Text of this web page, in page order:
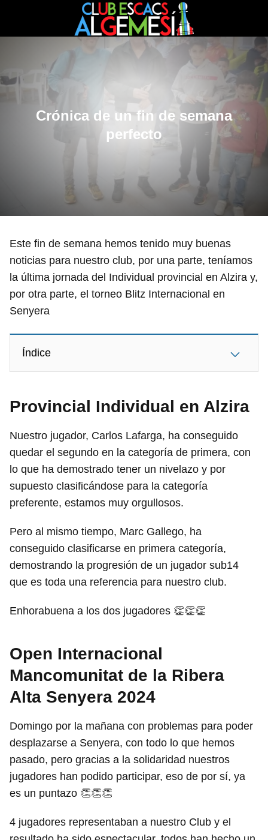
Crónica de un fin de semana
perfecto
Este fin de semana hemos tenido muy buenas
noticias para nuestro club, por una parte, teníamos
la última jornada del Individual provincial en Alzira y,
por otra parte, el torneo Blitz Internacional en
Senyera
Índice
Provincial Individual en Alzira
Nuestro jugador, Carlos Lafarga, ha conseguido
quedar el segundo en la categoría de primera, con
lo que ha demostrado tener un nivelazo y por
supuesto clasificándose para la categoría
preferente, estamos muy orgullosos.
Pero al mismo tiempo, Marc Gallego, ha
conseguido clasificarse en primera categoría,
demostrando la progresión de un jugador sub14
que es toda una referencia para nuestro club.
Enhorabuena a los dos jugadores 👏👏👏
Open Internacional
Mancomunitat de la Ribera
Alta Senyera 2024
Domingo por la mañana con problemas para poder
desplazarse a Senyera, con todo lo que hemos
pasado, pero gracias a la solidaridad nuestros
jugadores han podido participar, eso de por sí, ya
es un puntazo 👏👏👏
4 jugadores representaban a nuestro Club y el